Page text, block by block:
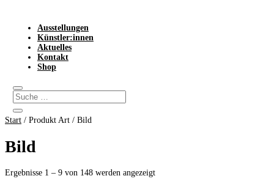
Ausstellungen
Künstler:innen
Aktuelles
Kontakt
Shop
Start / Produkt Art / Bild
Bild
Ergebnisse 1 – 9 von 148 werden angezeigt